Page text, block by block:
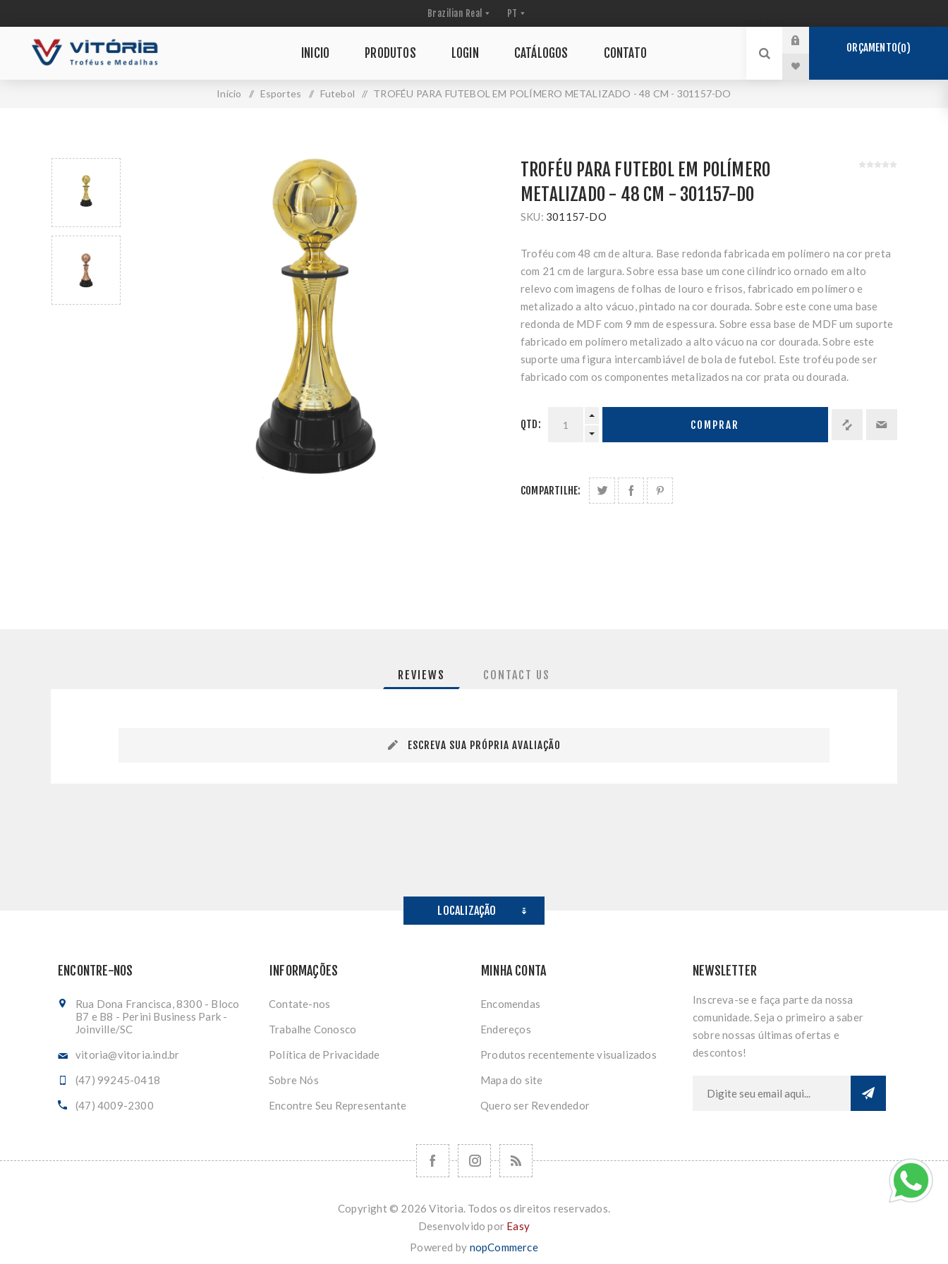
INICIO PRODUTOS LOGIN CATÁLOGOS CONTATO ORÇAMENTO 0
Início / Esportes / Futebol / TROFÉU PARA FUTEBOL EM POLÍMERO METALIZADO - 48 CM - 301157-DO
TROFÉU PARA FUTEBOL EM POLÍMERO
METALIZADO - 48 CM - 301157-DO
SKU: 301157-DO
Troféu com 48 cm de altura. Base redonda fabricada em polímero na cor preta
com 21 cm de largura. Sobre essa base um cone cilíndrico ornado em alto
relevo com imagens de folhas de louro e frisos, fabricado em polímero e
metalizado a alto vácuo, pintado na cor dourada. Sobre este cone uma base
redonda de MDF com 9 mm de espessura. Sobre essa base de MDF um suporte
fabricado em polímero metalizado a alto vácuo na cor dourada. Sobre este
suporte uma figura intercambiável de bola de futebol. Este troféu pode ser
fabricado com os componentes metalizados na cor prata ou dourada.
QTD: COMPRAR
COMPARTILHE:
REVIEWS CONTACT US
ESCREVA SUA PRÓPRIA AVALIAÇÃO
LOCALIZAÇÃO
ENCONTRE-NOS
Rua Dona Francisca, 8300 - Bloco
B7 e B8 - Perini Business Park -
Joinville/SC
vitoria@vitoria.ind.br
(47) 99245-0418
(47) 4009-2300
INFORMAÇÕES
Contate-nos
Trabalhe Conosco
Política de Privacidade
Sobre Nós
Encontre Seu Representante
MINHA CONTA
Encomendas
Endereços
Produtos recentemente visualizados
Mapa do site
Quero ser Revendedor
NEWSLETTER
Inscreva-se e faça parte da nossa
comunidade. Seja o primeiro a saber
sobre nossas últimas ofertas e
descontos!
Copyright © 2026 Vitoria. Todos os direitos reservados.
Desenvolvido por Easy
Powered by nopCommerce